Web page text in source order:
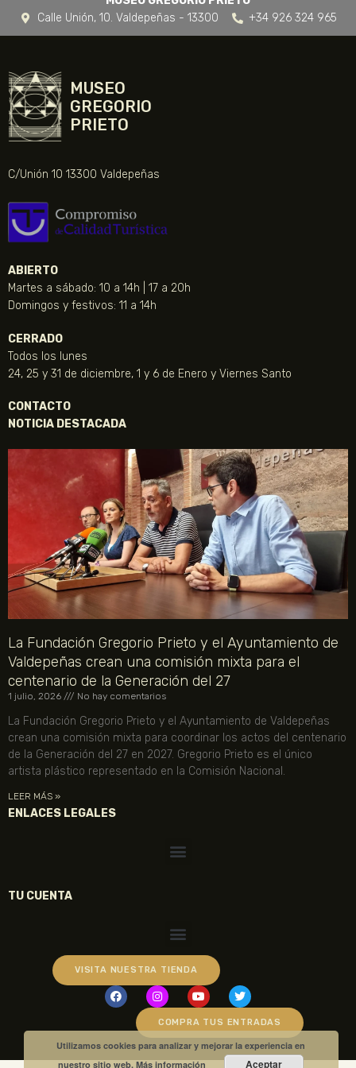
Calle Unión, 10. Valdepeñas - 13300
+34 926 324 965
MUSEO
GREGORIO
PRIETO
C/Unión 10 13300 Valdepeñas
ABIERTO
Martes a sábado: 10 a 14h | 17 a 20h
Domingos y festivos: 11 a 14h
CERRADO
Todos los lunes
24, 25 y 31 de diciembre, 1 y 6 de Enero y Viernes Santo
CONTACTO
NOTICIA DESTACADA
La Fundación Gregorio Prieto y el Ayuntamiento de
Valdepeñas crean una comisión mixta para el
centenario de la Generación del 27
1 julio, 2026 No hay comentarios
La Fundación Gregorio Prieto y el Ayuntamiento de Valdepeñas
crean una comisión mixta para coordinar los actos del centenario
de la Generación del 27 en 2027. Gregorio Prieto es el único
artista plástico representado en la Comisión Nacional.
LEER MÁS »
ENLACES LEGALES
TU CUENTA
VISITA NUESTRA TIENDA
COMPRA TUS ENTRADAS
Utilizamos cookies para analizar y mejorar la experiencia en
nuestro sitio web.Más información Aceptar